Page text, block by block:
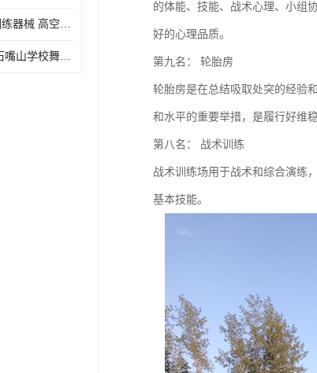
组合心理行为训练器械 高空拓展训练架 守信厂家
滑雪场保护垫 石嘴山学校舞蹈垫
的体能、技能、战术心理、小组
好的心理品质。
第九名： 轮胎房
轮胎房是在总结吸取处突的经验
和水平的重要举措，是履行好维
第八名： 战术训练
战术训练场用于战术和综合演练
基本技能。